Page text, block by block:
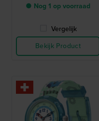
● Nog 1 op voorraad
Vergelijk
Bekijk Product